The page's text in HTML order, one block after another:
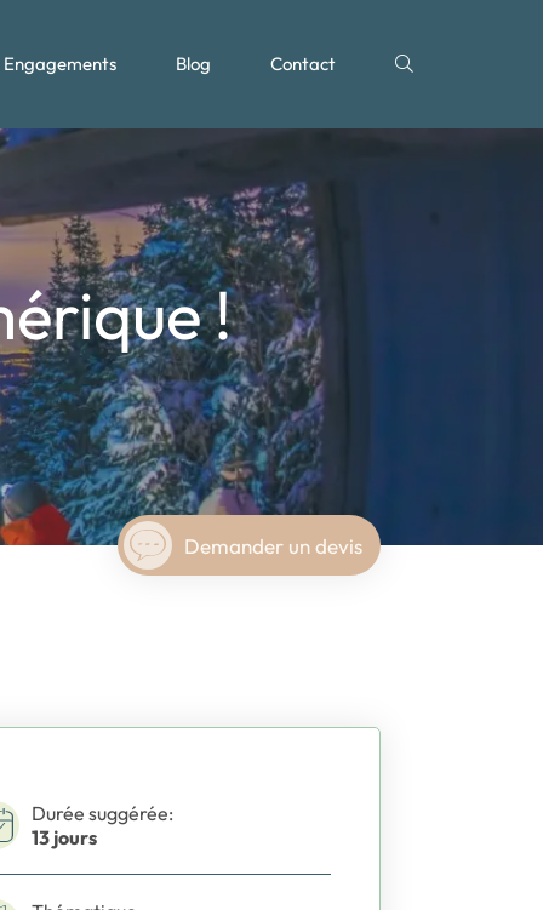
Engagements Blog Contact
!
Demander un devis
Durée suggérée:
13 jours